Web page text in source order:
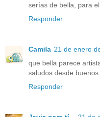
serías de bella, para
Responder
Camila 21 de enero
que bella parece
saludos desde buenos
Responder